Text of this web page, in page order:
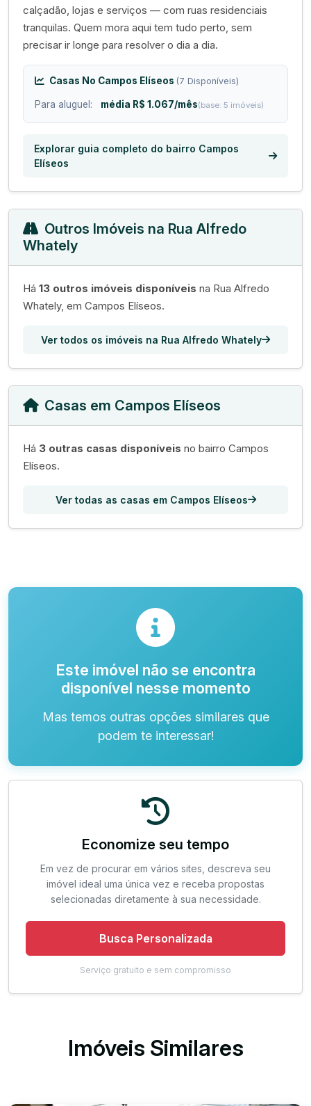
calçadão, lojas e serviços — com ruas residenciais
tranquilas. Quem mora aqui tem tudo perto, sem
precisar ir longe para resolver o dia a dia.
Casas No Campos Elíseos (7 Disponíveis)
Para aluguel: média R$ 1.067/mês(base: 5 imóveis)
Explorar guia completo do bairro Campos
Elíseos
Outros Imóveis na Rua Alfredo
Whately
Há 13 outros imóveis disponíveis na Rua Alfredo
Whately, em Campos Elíseos.
Ver todos os imóveis na Rua Alfredo Whately
Casas em Campos Elíseos
Há 3 outras casas disponíveis no bairro Campos
Elíseos.
Ver todas as casas em Campos Elíseos
Este imóvel não se encontra
disponível nesse momento
Mas temos outras opções similares que
podem te interessar!
Economize seu tempo
Em vez de procurar em vários sites, descreva seu
imóvel ideal uma única vez e receba propostas
selecionadas diretamente à sua necessidade.
Busca Personalizada
Serviço gratuito e sem compromisso
Imóveis Similares